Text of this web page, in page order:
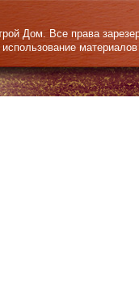
Дом. Все права
использование